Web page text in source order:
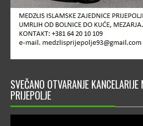
SVEČANO OTVARANJE
PRIJEPOLJE